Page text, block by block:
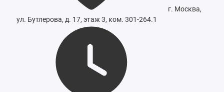
г. Москва,
ул. Бутлерова, д. 17, этаж 3, ком. 301-264.1